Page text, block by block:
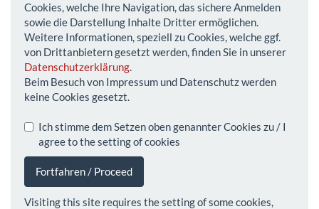
Cookies, welche Ihre Navigation, das sichere Anmelden
sowie die Darstellung Inhalte Dritter ermöglichen.
Weitere Informationen, speziell zu Cookies, welche ggf.
von Drittanbietern gesetzt werden, finden Sie in unserer
Datenschutzerklärung.
Beim Besuch von Impressum und Datenschutz werden
keine Cookies gesetzt.
Ich stimme dem Setzen oben genannter Cookies zu / I
agree to the setting of cookies
Fortfahren / Proceed
Visiting this site requires the setting of some cookies,